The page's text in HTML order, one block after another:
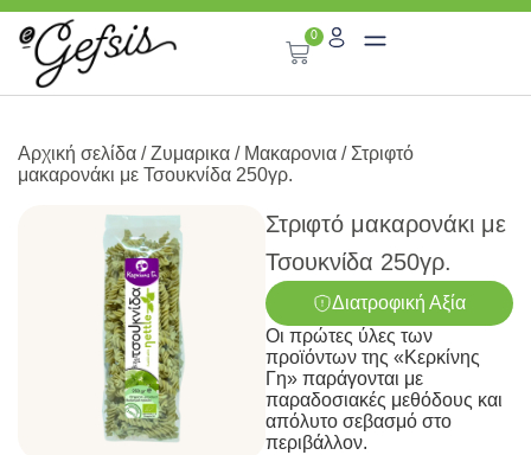
0
Αρχική σελίδα /Ζυμαρικα / Μακαρονια / Στριφτό
μακαρονάκι με Τσουκνίδα 250γρ.
Στριφτό μακαρονάκι με
Τσουκνίδα 250γρ.
Διατροφική Αξία
Οι πρώτες ύλες των
προϊόντων της «Κερκίνης
Γη» παράγονται με
παραδοσιακές μεθόδους και
απόλυτο σεβασμό στο
περιβάλλον.